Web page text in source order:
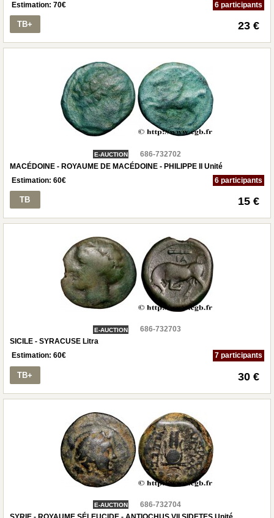
Estimation: 70€ 6 participants
TB+ 23 €
E-AUCTION
686-732702
MACÉDOINE - ROYAUME DE MACÉDOINE - PHILIPPE II Unité
Estimation: 60€ 6 participants
TB 15 €
E-AUCTION
686-732703
SICILE - SYRACUSE Litra
Estimation: 60€ 7 participants
TB+ 30 €
E-AUCTION
686-732704